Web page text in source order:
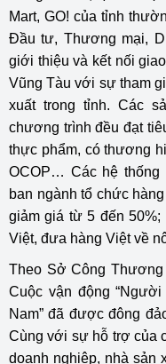
Mart, GO! của tỉnh
Đầu tư, Thương mại,
giới thiệu và kết nối
Vũng Tàu với sự tham
xuất trong tỉnh. Các
chương trình đều đạt
thực phẩm, có thương
OCOP… Các hệ
ban ngành tổ chức
giảm giá từ 5 đến
Việt, đưa hàng Việt về
Theo Sở Công
Cuộc vận động
Nam” đã được đông
Cùng với sự hỗ trợ của
doanh nghiệp, nhà sản